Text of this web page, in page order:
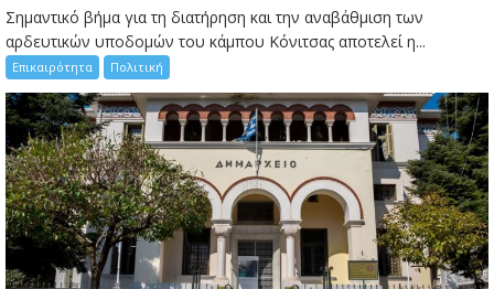
Σημαντικό βήμα για τη διατήρηση και την αναβάθμιση των
αρδευτικών υποδομών του κάμπου Κόνιτσας αποτελεί η...
Επικαιρότητα Πολιτική